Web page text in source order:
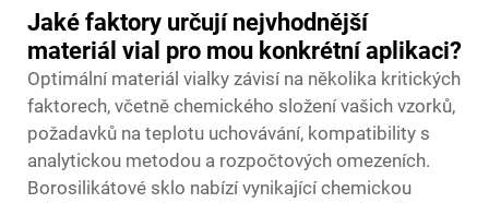
Jaké faktory určují nejvhodnější
materiál vial pro mou konkrétní aplikaci?
Optimální materiál vialky závisí na několika kritických
faktorech, včetně chemického složení vašich vzorků,
požadavků na teplotu uchovávání, kompatibility s
analytickou metodou a rozpočtových omezeních.
Borosilikátové sklo nabízí vynikající chemickou